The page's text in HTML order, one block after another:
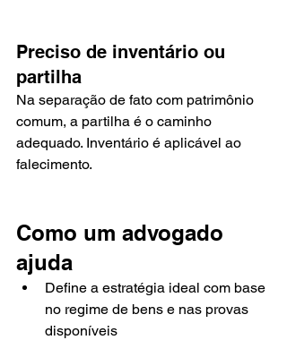
Preciso de inventário ou
partilha
Na separação de fato com patrimônio
comum, a partilha é o caminho
adequado. Inventário é aplicável ao
falecimento.
Como um advogado
ajuda
Define a estratégia ideal com base
no regime de bens e nas provas
disponíveis